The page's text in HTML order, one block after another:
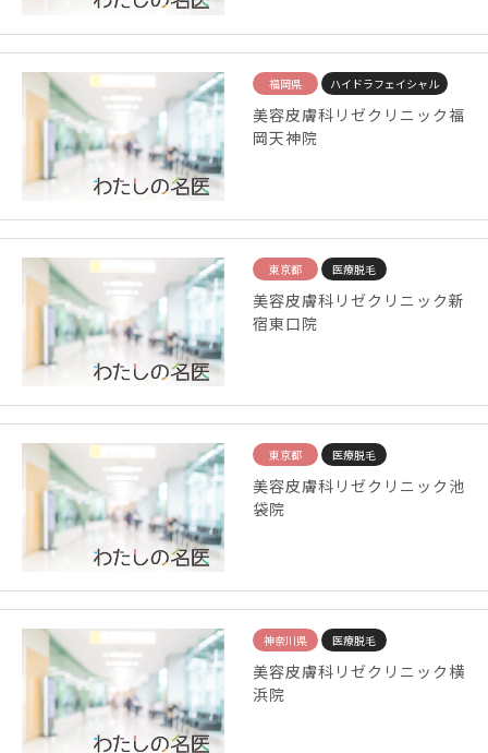
福岡県 ハイドラフェイシャル
美容皮膚科リゼクリニック福
岡天神院
東京都 医療脱毛
美容皮膚科リゼクリニック新
宿東口院
東京都 医療脱毛
美容皮膚科リゼクリニック池
袋院
神奈川県 医療脱毛
美容皮膚科リゼクリニック横
浜院